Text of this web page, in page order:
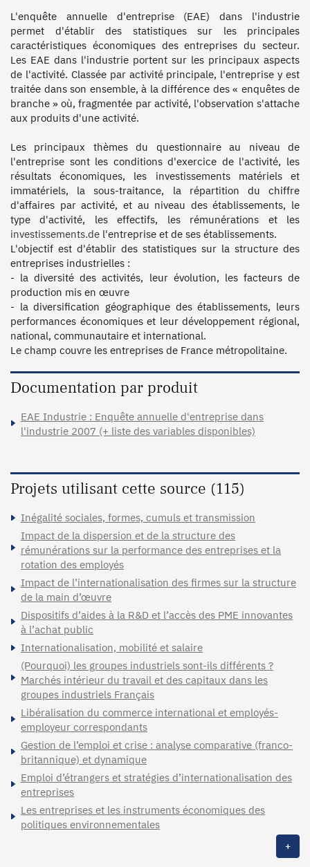
L'enquête annuelle d'entreprise (EAE) dans l'industrie
permet d'établir des statistiques sur les principales
caractéristiques économiques des entreprises du secteur.
Les EAE dans l'industrie portent sur les principaux aspects
de l'activité. Classée par activité principale, l'entreprise y est
traitée dans son ensemble, à la différence des « enquêtes de
branche » où, fragmentée par activité, l'observation s'attache
aux produits d'une activité.
Les principaux thèmes du questionnaire au niveau de
l'entreprise sont les conditions d'exercice de l'activité, les
résultats économiques, les investissements matériels et
immatériels, la sous-traitance, la répartition du chiffre
d'affaires par activité, et au niveau des établissements, le
investissements.de l'entreprise et de ses établissements.
L'objectif est d'établir des statistiques sur la structure des
entreprises industrielles :
- la diversité des activités, leur évolution, les facteurs de
production mis en œuvre
- la diversification géographique des établissements, leurs
performances économiques et leur développement régional,
national, communautaire et international.
Le champ couvre les entreprises de France métropolitaine.
Documentation par produit
EAE Industrie : Enquête annuelle d'entreprise dans
l'industrie 2007 (+ liste des variables disponibles)
Projets utilisant cette source (115)
Inégalité sociales, formes, cumuls et transmission
Impact de la dispersion et de la structure des
rémunérations sur la performance des entreprises et la
rotation des employés
Impact de l’internationalisation des firmes sur la structure
de la main d’œuvre
Dispositifs d’aides à la R&D et l’accès des PME innovantes
à l’achat public
Internationalisation, mobilité et salaire
(Pourquoi) les groupes industriels sont-ils différents ?
Marchés intérieur du travail et des capitaux dans les
groupes industriels Français
Libéralisation du commerce international et employés-
employeur correspondants
Gestion de l’emploi et crise : analyse comparative (franco-
britannique) et dynamique
Emploi d’étrangers et stratégies d’internationalisation des
entreprises
Les entreprises et les instruments économiques des
politiques environnementales
+